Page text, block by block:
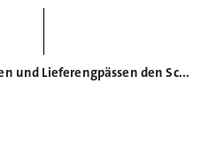
Abkündigungen und Lieferengpässen den Schrecken nehmen